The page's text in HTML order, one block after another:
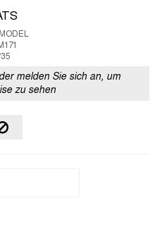
melden Sie sich an, um
zu sehen